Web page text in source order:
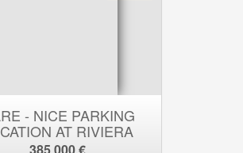
- NICE PARKING
AT RIVIERA
PALACE
385 000 €